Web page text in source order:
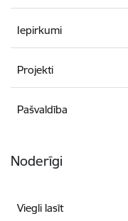
Iepirkumi
Projekti
Pašvaldība
Noderīgi
Viegli lasīt